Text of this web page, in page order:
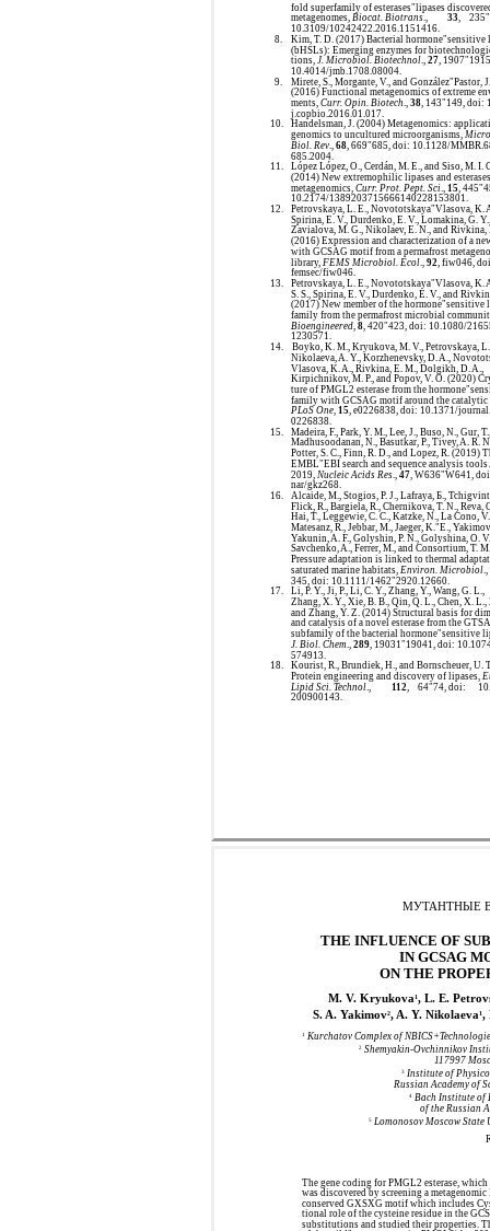
fold superfamily of esterases"lipases
metagenomes,Biocat. Biotrans., 33,
10.3109/10242422.2016.1151416.
8.
Kim, T. D. (2017) Bacterial hormone"sensitive
(bHSLs): Emerging enzymes for
tions,J. Microbiol. Biotechnol.,27,
10.4014/jmb.1708.08004.
9.
Mirete, S., Morgante, V., and González"Pastor,
(2016) Functional metagenomics of extreme
ments,Curr. Opin. Biotech.,38, 143"149, doi:
j.copbio.2016.01.017.
10.
Handelsman, J. (2004) Metagenomics:
genomics to uncultured microorganisms,
Biol. Rev .,68 , 669"685, doi: 10.1128/
685.2004.
11.
López López, O., Cerdán, M. E., and Siso, M. I.
(2014) New extremophilic lipases and
metagenomics,Curr. Prot. Pept. Sci .,15 ,
10.2174/1389203715666140228153801.
12.
Petrovskaya, L. E., Novototskaya"Vlasova, K.
Spirina, E. V., Durdenko, E. V., Lomakina, G.
Zavialova, M. G., Nikolaev, E. N., and Rivkina,
(2016) Expression and characterization of a
with GCSAG motif from a permafrost
library,FEMS Microbiol. Ecol .,92 , fiw046,
femsec/fiw046.
13.
Petrovskaya, L. E., Novototskaya"Vlasova, K.
S. S., Spirina, E. V., Durdenko, E. V., and
(2017) New member of the hormone"sensitive
family from the permafrost microbial
Bioengineered ,8 , 420"423, doi: 10.1080/
1230571.
14.
Boyko, K. M., Kryukova, M. V., Petrovskaya, L.
Nikolaeva, A. Y., Korzhenevsky, D. A.,
Vlasova, K. A., Rivkina, E. M., Dolgikh, D. A.,
Kirpichnikov, M. P., and Popov, V. O. (2020)
ture of PMGL2 esterase from the
family with GCSAG motif around the catalytic
PLoS One,15, e0226838, doi: 10.1371/
0226838.
15.
Madeira, F., Park, Y. M., Lee, J., Buso, N., Gur,
Madhusoodanan, N., Basutkar, P., Tivey, A. R.
Potter, S. C., Finn, R. D., and Lopez, R. (2019)
EMBL"EBI search and sequence analysis
2019,Nucleic Acids Res .,47 , W636"W641,
nar/gkz268.
16.
Alcaide, M., Stogios, P. J., Lafraya, Б.,
Flick, R., Bargiela, R., Chernikova, T. N., Reva,
Hai, T., Leggewie, C. C., Katzke, N., La Cono,
Matesanz, R., Jebbar, M., Jaeger, K."E.,
Yakunin, A. F., Golyshin, P. N., Golyshina, O.
Savchenko, A., Ferrer, M., and Consortium, T.
Pressure adaptation is linked to thermal
saturated marine habitats,Environ. Microbiol
345, doi: 10.1111/1462"2920.12660.
17.
Li, P. Y., Ji, P., Li, C. Y., Zhang, Y., Wang, G. L.,
Zhang, X. Y., Xie, B. B., Qin, Q. L., Chen, X. L.,
and Zhang, Y. Z. (2014) Structural basis for
and catalysis of a novel esterase from the
subfamily of the bacterial hormone"sensitive
J. Biol. Chem
.,289 , 19031"19041, doi:
574913.
18.
Kourist, R., Brundiek, H., and Bornscheuer, U.
Protein engineering and discovery of lipases,
Lipid Sci. Technol
112 64"74, doi:
200900143.
МУТАНТНЫЕ
THE INFLUENCE OF
IN GCSAG
ON THE
M. V. Kryukova1, L. E.
S. A. Yakimov2, A. Y. Nikolaeva1 ,
1 Kurchatov Complex of
2 Shemyakin-Ovchinnikov
117997
3 Institute of
Russian Academy of
4 Bach Institute of
of the Russian
5Lomonosov Moscow State
The gene coding for PMGL2 esterase,
was discovered by screening a
conserved GXSXG motif which includes
tional role of the cysteine residue in the
substitutions and studied their properties.